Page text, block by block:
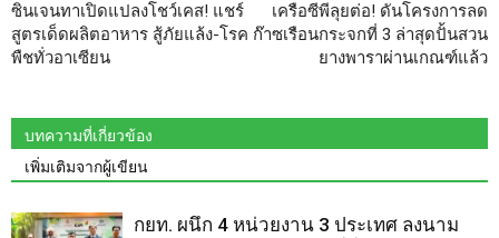
ซินเจนทาเปิดแปลงโชว์เคส! แชร์
สูตรเด็ดผลิตอาหาร สู้ภัยแล้ง-โรค
พืชทั่วอาเซียน
เครือซีพีลุยต่อ! ดันโครงการลด
ก๊าซเรือนกระจกที่ 3 ล่าสุดปั้นสวน
ยางพาราผ่านเกณฑ์แล้ว
บทความที่เกี่ยวข้อง
เพิ่มเติมจากผู้เขียน
กยท. ผนึก 4 หน่วยงาน 3 ประเทศ ลงนาม